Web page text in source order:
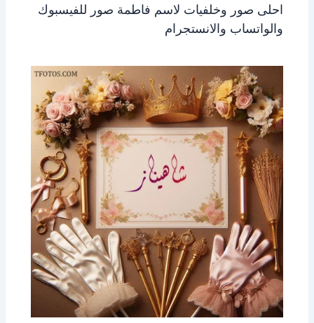
احلى صور وخلفيات لاسم فاطمة صور للفيسبوك
والواتساب والانستجرام